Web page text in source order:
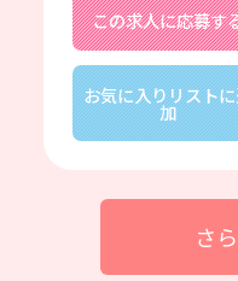
この求人に応募す
お気に入りリスト
加
さ